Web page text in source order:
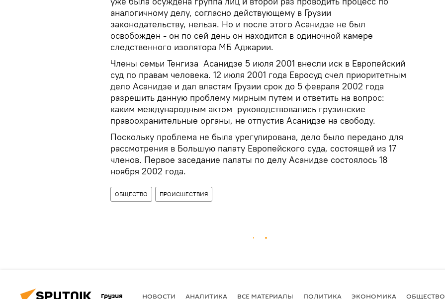
аналогичному делу, согласно действующему в Грузии
законодательству, нельзя. Но и после этого Асанидзе не был
освобожден - он по сей день он находится в одиночной камере
следственного изолятора МБ Аджарии.
Члены семьи Тенгиза Асанидзе 5 июля 2001 внесли иск в Европейский
суд по правам человека. 12 июля 2001 года Евросуд счел приоритетным
дело Асанидзе и дал властям Грузии срок до 5 февраля 2002 года
разрешить данную проблему мирным путем и ответить на вопрос:
каким международным актом руководствовались грузинские
правоохранительные органы, не отпустив Асанидзе на свободу.
Поскольку проблема не была урегулирована, дело было передано для
рассмотрения в Большую палату Европейского суда, состоящей из 17
членов. Первое заседание палаты по делу Асанидзе состоялось 18
ноября 2002 года.
ОБЩЕСТВО ПРОИСШЕСТВИЯ
Грузия НОВОСТИ АНАЛИТИКА ВСЕ МАТЕРИАЛЫ ПОЛИТИКА ЭКОНОМИКА ОБЩЕСТВО